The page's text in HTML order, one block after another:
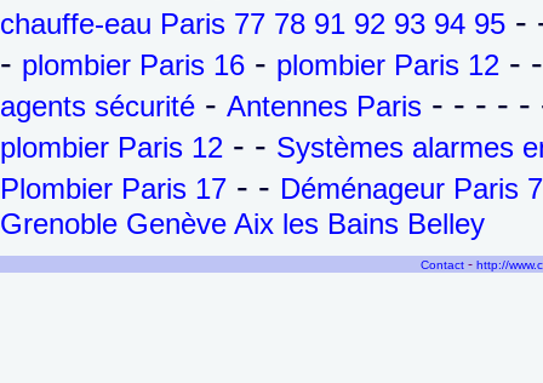
chauffe-eau Paris 77 78 91 92 93 94 95 -
- plombier Paris 16 - plombier Paris 12 -
agents sécurité - Antennes Paris - - - -
plombier Paris 12 - - Systèmes alarmes
Plombier Paris 17 - - Déménageur Paris
Grenoble Genève Aix les Bains Belley
Contact - http://